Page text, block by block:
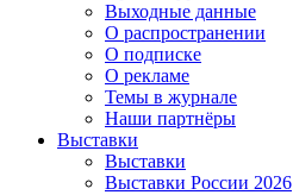
Выходные данные
О распространении
О подписке
О рекламе
Темы в журнале
Наши партнёры
Выставки
Выставки
Выставки России 2026